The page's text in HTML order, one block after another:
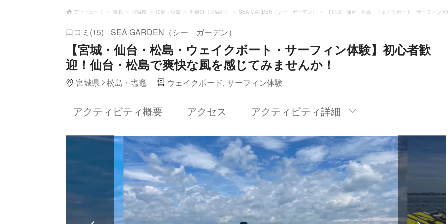
アソビュー！ 東北 宮城県 松島・塩竈 利府町（宮城郡） SEA GARDEN（シー ガーデン） 【宮城・仙台・松島・ウェイクボート・サーフィン
口コミ(15) SEA GARDEN（シー ガーデン）
【宮城・仙台・松島・ウェイクボート・サーフィン体験】初心者歓
迎！仙台・松島で爽快な風を感じてみませんか！
宮城県 松島・塩竈 ウェイクボード, サーフィン体験
アクティビティ概要 アクセス アクティビティ詳細